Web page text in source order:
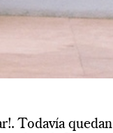
Todavía quedan